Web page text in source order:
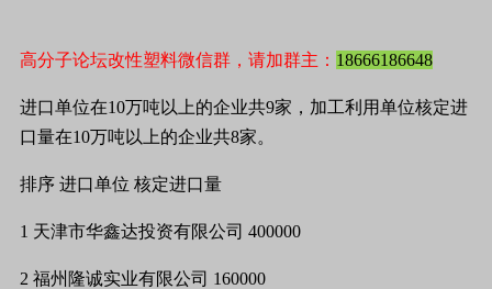
高分子论坛改性塑料微信群，请加群主： 18666186648
进口单位在10万吨以上的企业共9家，加工利用单位核定进
口量在10万吨以上的企业共8家。
排序 进口单位 核定进口量
1 天津市华鑫达投资有限公司 400000
2 福州隆诚实业有限公司 160000